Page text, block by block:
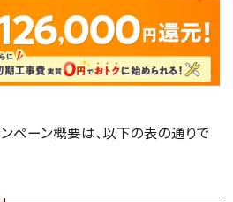
ペーン概要は、以下の表の通りで